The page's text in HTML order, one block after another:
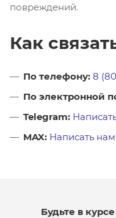
повреждений.
Как
По телефону: 8
По электронной
Telegram:
MAX: Написать
Будьте в